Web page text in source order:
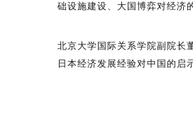
础设施建设、大国博弈对经济
北京大学国际关系学院副院长
日本经济发展经验对中国的启